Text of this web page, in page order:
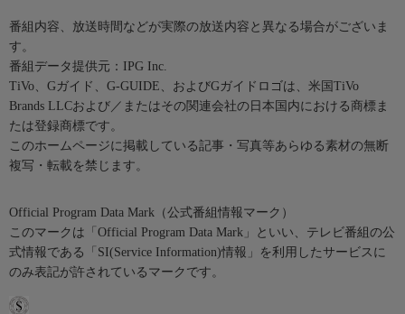
番組内容、放送時間などが実際の放送内容と異なる場合がございま
す。
番組データ提供元：IPG Inc.
TiVo、Gガイド、G-GUIDE、およびGガイドロゴは、米国TiVo
Brands LLCおよび／またはその関連会社の日本国内における商標ま
たは登録商標です。
このホームページに掲載している記事・写真等あらゆる素材の無断
複写・転載を禁じます。
Official Program Data Mark（公式番組情報マーク）
このマークは「Official Program Data Mark」といい、テレビ番組の公
式情報である「SI(Service Information)情報」を利用したサービスに
のみ表記が許されているマークです。